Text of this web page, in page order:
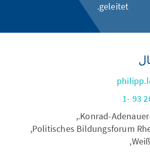
geleitet.
Konrad-
Politisches Bildungsforum